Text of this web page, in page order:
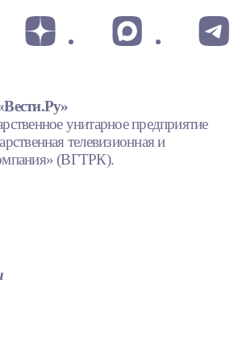
унитарное предприятие
телевизионная и
(ВГТРК).